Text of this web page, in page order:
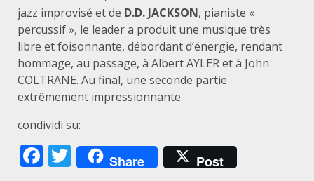
jazz improvisé et de D.D. JACKSON, pianiste «
percussif », le leader a produit une musique très
libre et foisonnante, débordant d’énergie, rendant
hommage, au passage, à Albert AYLER et à John
COLTRANE. Au final, une seconde partie
extrêmement impressionnante.
condividi su:
Facebook
Twitter
Share Post